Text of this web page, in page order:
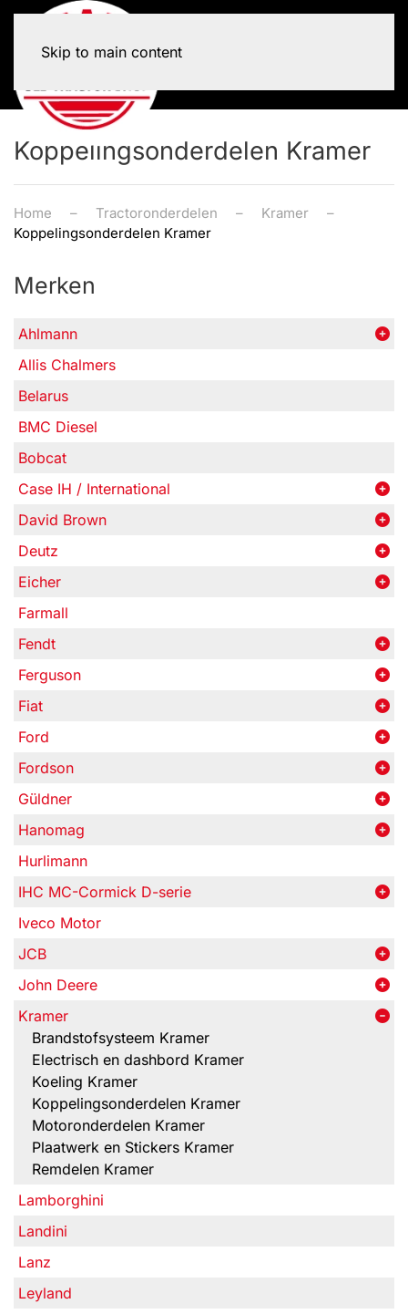
Skip to main content
Koppelingsonderdelen Kramer
Home Tractoronderdelen
Kramer
Koppelingsonderdelen Kramer
Merken
Ahlmann
Allis Chalmers
Belarus
BMC Diesel
Bobcat
Case IH / International
David Brown
Deutz
Eicher
Farmall
Fendt
Ferguson
Fiat
Ford
Fordson
Güldner
Hanomag
Hurlimann
IHC MC-Cormick D-serie
Iveco Motor
JCB
John Deere
Kramer
Brandstofsysteem Kramer
Electrisch en dashbord Kramer
Koeling Kramer
Koppelingsonderdelen Kramer
Motoronderdelen Kramer
Plaatwerk en Stickers Kramer
Remdelen Kramer
Lamborghini
Landini
Lanz
Leyland